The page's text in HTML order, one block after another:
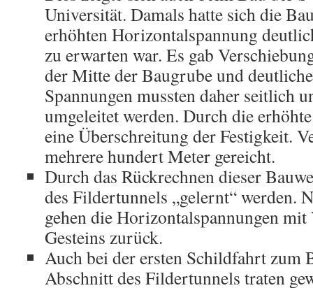
Universität. Damals hatte sich die
erhöhten Horizontalspannung
zu erwarten war. Es gab
der Mitte der Baugrube und
Spannungen mussten daher seitlich
umgeleitet werden. Durch die
eine Überschreitung der Festigkeit.
mehrere hundert Meter gereicht.
Durch das Rückrechnen dieser
des Fildertunnels „gelernt“ werden.
gehen die Horizontalspannungen
Gesteins zurück.
Auch bei der ersten Schildfahrt zum
Abschnitt des Fildertunnels traten